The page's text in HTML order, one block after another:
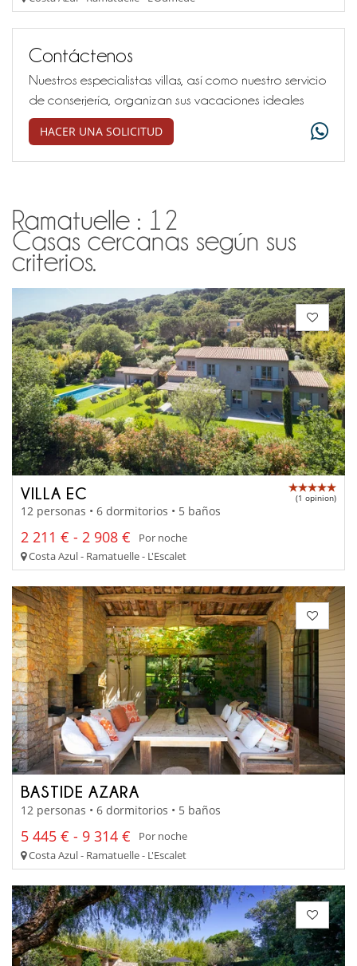
Contáctenos
Nuestros especialistas villas, así como nuestro servicio
de conserjería, organizan sus vacaciones ideales
HACER UNA SOLICITUD
Ramatuelle : 12
Casas cercanas según sus
criterios.
VILLA EC (1 opinion)
12 personas • 6 dormitorios • 5 baños
2 211 € - 2 908 €
Por noche
Costa Azul - Ramatuelle - L'Escalet
BASTIDE AZARA
12 personas • 6 dormitorios • 5 baños
5 445 € - 9 314 €
Por noche
Costa Azul - Ramatuelle - L'Escalet